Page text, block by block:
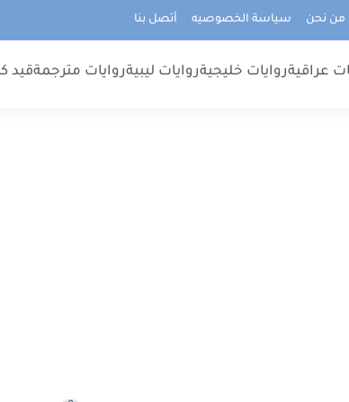
من نحن سياسة الخصوصيه أتصل بنا
عراقيةروايات خليجيةروايات ليبيةروايات مترجمةقيد